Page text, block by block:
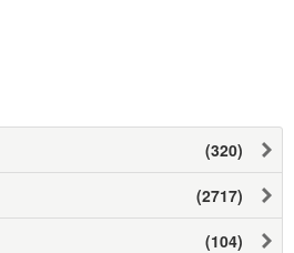
(320)
(2717)
(104)